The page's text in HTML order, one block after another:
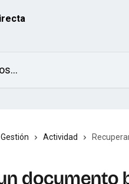
Gestión Actividad
documento